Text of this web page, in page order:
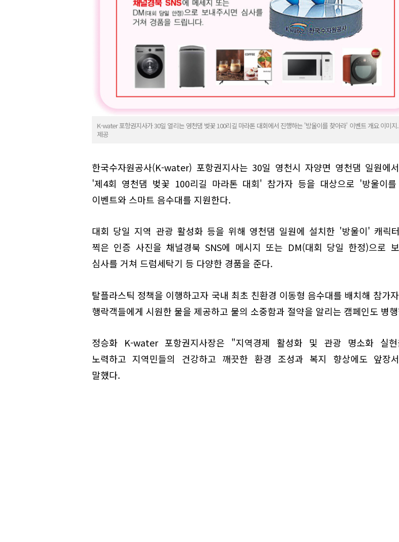
K-water 포항권지사가 30일 열리는 영천댐 벚꽃 100리길 마라톤 대회에서 진행하는 '방울이를 찾아라' 이벤트 개요 이미
제공
한국수자원공사(K-water) 포항권지사는 30일 영천시 자양면 영천댐 일원에
'제4회 영천댐 벚꽃 100리길 마라톤 대회' 참가자 등을 대상으로 '방울이
이벤트와 스마트 음수대를 지원한다.
대회 당일 지역 관광 활성화 등을 위해 영천댐 일원에 설치한 '방울이' 캐릭
찍은 인증 사진을 채널경북 SNS에 메시지 또는 DM(대회 당일 한정)으로
심사를 거쳐 드럼세탁기 등 다양한 경품을 준다.
탈플라스틱 정책을 이행하고자 국내 최초 친환경 이동형 음수대를 배치해 참가
행락객들에게 시원한 물을 제공하고 물의 소중함과 절약을 알리는 캠페인도 병
정승화 K-water 포항권지사장은 "지역경제 활성화 및 관광 명소화 실
노력하고 지역민들의 건강하고 깨끗한 환경 조성과 복지 향상에도 앞장
말했다.